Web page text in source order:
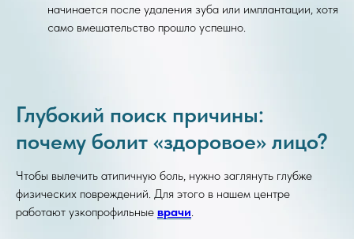
начинается после удаления зуба или имплантации, хотя
само вмешательство прошло успешно.
Глубокий поиск причины:
почему болит «здоровое» лицо?
Чтобы вылечить атипичную боль, нужно заглянуть глубже
физических повреждений. Для этого в нашем центре
работают узкопрофильные врачи.